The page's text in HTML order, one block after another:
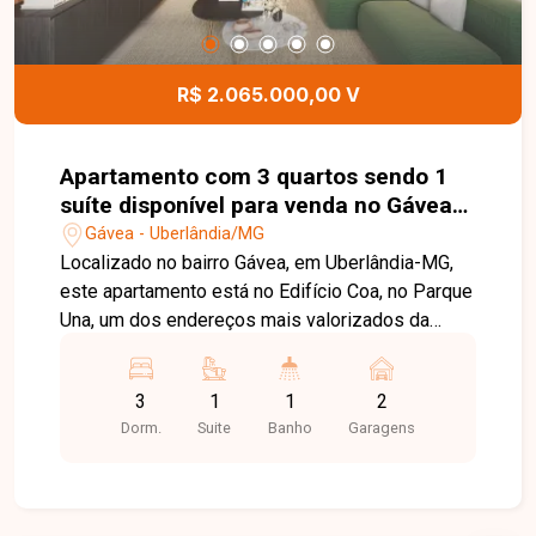
conhecer todos os detalhes deste terreno.
R$ 2.065.000,00 V
Apartamento com 3 quartos sendo 1
suíte disponível para venda no Gávea
em Uberlândia/MG
Gávea - Uberlândia/MG
Localizado no bairro Gávea, em Uberlândia-MG,
este apartamento está no Edifício Coa, no Parque
Una, um dos endereços mais valorizados da
infraestrutura completa, com áreas verdes,
mobilidade, comércio, serviços, gastronomia e
lazer, proporcionando praticidade, sofisticação e
3
Dorm.
1
Suite
1
Banho
2
Garagens